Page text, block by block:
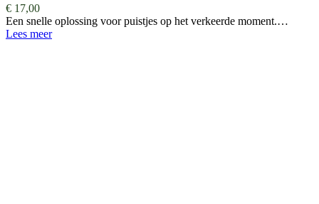
€ 17,00
Een snelle oplossing voor puistjes op het verkeerde moment.…
Lees meer